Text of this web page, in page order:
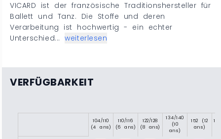
VICARD ist der französische Traditionshersteller für
Ballett und Tanz. Die Stoffe und deren
Verarbeitung ist hochwertig - ein echter
Unterschied...weiterlesen
VERFÜGBARKEIT
104/110
(4 ans)
110/116
(6 ans)
122/128
(8 ans)
134/140
(10
ans)
152 (12
ans)